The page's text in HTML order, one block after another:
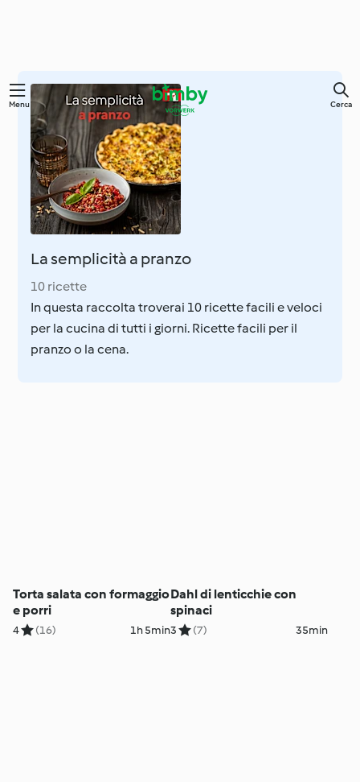
Vai
contenuto
principale
Menu Cerca
La semplicità a pranzo
10 ricette
In questa raccolta troverai 10 ricette facili e veloci
per la cucina di tutti i giorni. Ricette facili per il
pranzo o la cena.
Torta salata con formaggio
e porri
4 (16) 1h 5min
Dahl di lenticchie con
spinaci
3 (7) 35min